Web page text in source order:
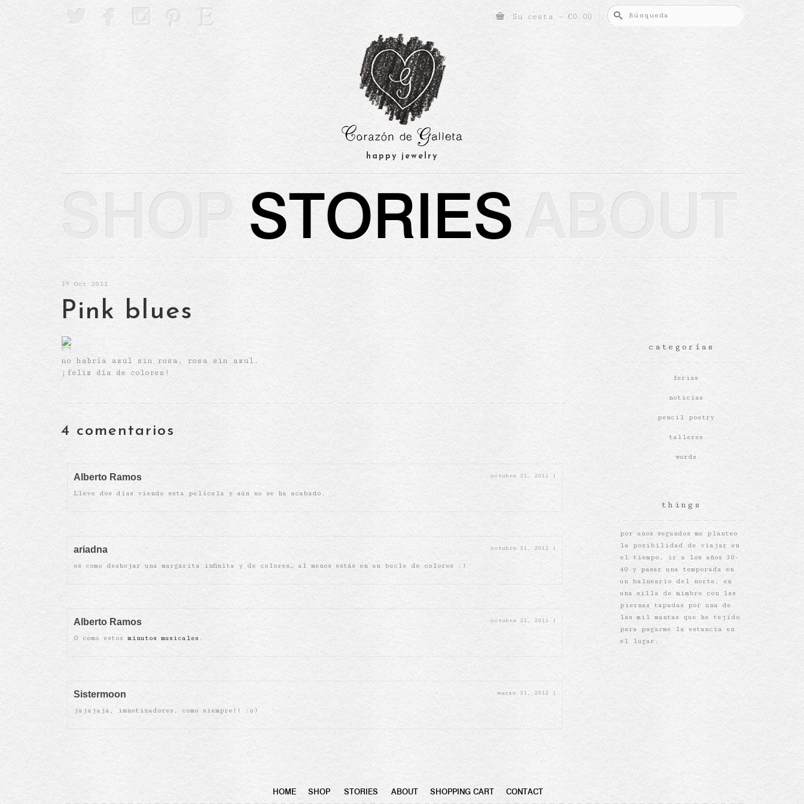
Buscar
por:
Su cesta - €0.00
    
happy jewelry
SHOP STORIESABOUT
19 Oct 2011
Pink blues
no habría azul sin rosa, rosa sin azul.
¡feliz día de colores!
4 comentarios
Alberto Ramos octubre 21, 2011 |
Llevo dos días viendo esta película y aún no se ha acabado.
ariadna octubre 21, 2011 |
es como deshojar una margarita infinita y de colores… al menos estás en un bucle de colores :)
Alberto Ramos octubre 21, 2011 |
O como estos minutos musicales .
Sistermoon marzo 21, 2012 |
jajajaja, imnotizadores, como siempre!! :o)
categorías
ferias
noticias
pencil poetry
talleres
words
things
por unos segundos me planteo
la posibilidad de viajar en
el tiempo, ir a los años 30-
40 y pasar una temporada en
un balneario del norte, en
una silla de mimbre con las
piernas tapadas por una de
las mil mantas que he tejido
para pagarme la estancia en
el lugar.
HOME SHOP STORIES ABOUT SHOPPING CART CONTACT